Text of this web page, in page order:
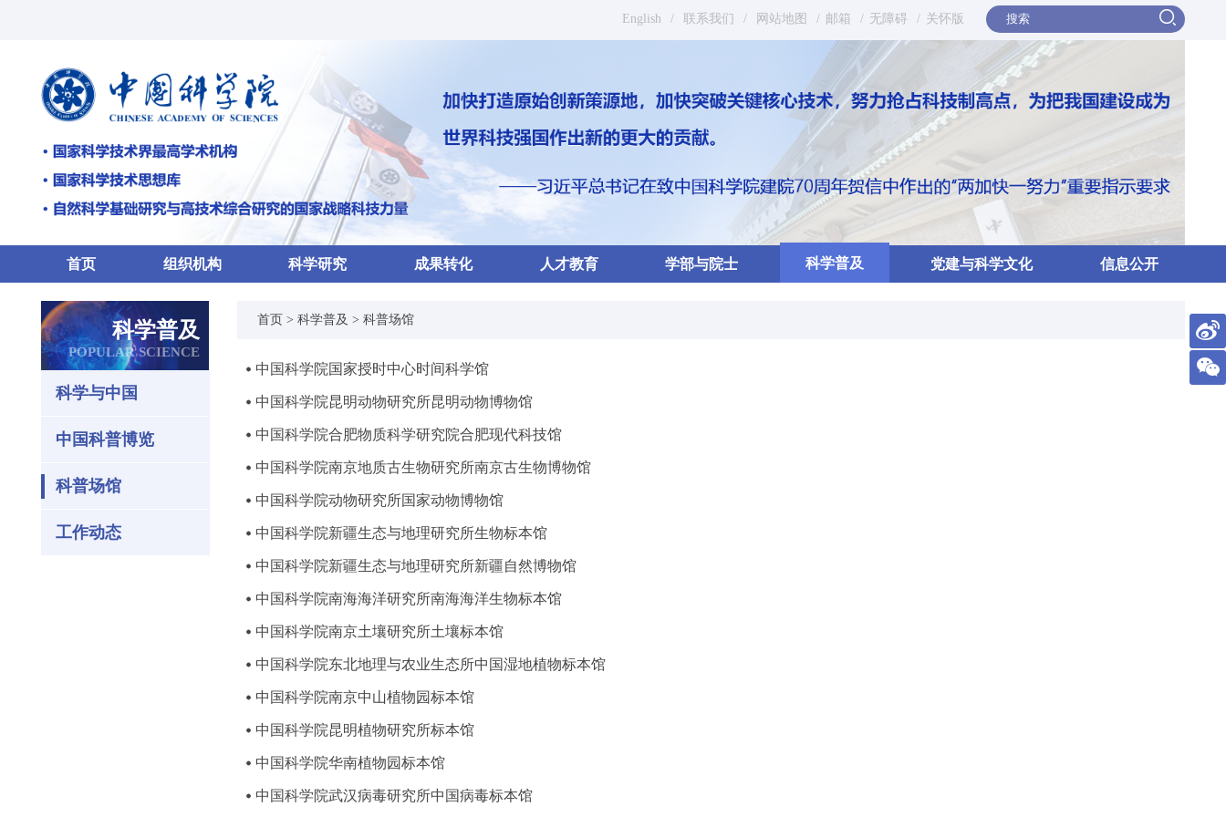
English / 联系我们 / 网站地图 / 邮箱 / 无障碍 / 关怀版
首页 组织机构 科学研究 成果转化 人才教育 学部与院士 科学普及 党建与科学文化 信息公开
科学普及
POPULAR SCIENCE
科学与中国
中国科普博览
科普场馆
工作动态
首页 > 科学普及 > 科普场馆
中国科学院国家授时中心时间科学馆
中国科学院昆明动物研究所昆明动物博物馆
中国科学院合肥物质科学研究院合肥现代科技馆
中国科学院南京地质古生物研究所南京古生物博物馆
中国科学院动物研究所国家动物博物馆
中国科学院新疆生态与地理研究所生物标本馆
中国科学院新疆生态与地理研究所新疆自然博物馆
中国科学院南海海洋研究所南海海洋生物标本馆
中国科学院南京土壤研究所土壤标本馆
中国科学院东北地理与农业生态所中国湿地植物标本馆
中国科学院南京中山植物园标本馆
中国科学院昆明植物研究所标本馆
中国科学院华南植物园标本馆
中国科学院武汉病毒研究所中国病毒标本馆